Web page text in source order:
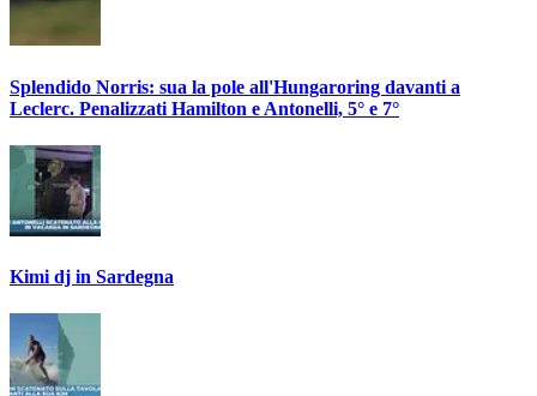
Splendido Norris: sua la pole all'Hungaroring davanti a
Leclerc. Penalizzati Hamilton e Antonelli, 5° e 7°
Kimi dj in Sardegna